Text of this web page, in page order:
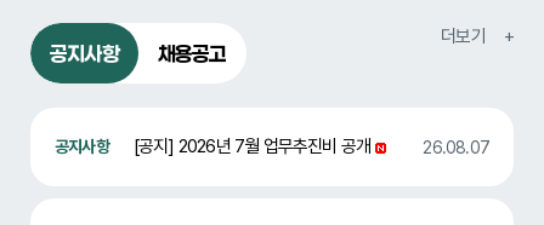
공지사항 채용공고
[공지] 2026년 7월 업무추진비 공개 26.08.07